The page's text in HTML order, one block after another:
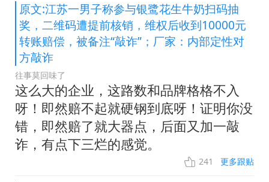
原文:江苏一男子称参与银鹭花生牛奶扫码抽
奖，二维码遭提前核销，维权后收到10000元
转账赔偿，被备注“敲诈”；厂家：内部定性对
方敲诈
往事莫回味了
这么大的企业，这路数和品牌格格不入
呀！即然赔不起就硬钢到底呀！证明你没
错，即然赔了就大器点，后面又加一敲
诈，有点下三烂的感觉。
241 更多跟贴